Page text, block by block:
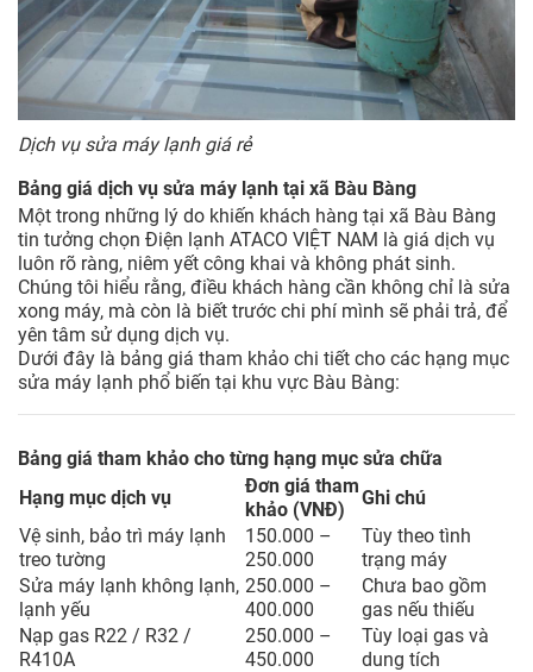
Dịch vụ sửa máy lạnh giá rẻ
Bảng giá dịch vụ sửa máy lạnh tại xã Bàu Bàng
Một trong những lý do khiến khách hàng tại xã Bàu Bàng
tin tưởng chọn Điện lạnh ATACO VIỆT NAM là giá dịch vụ
luôn rõ ràng, niêm yết công khai và không phát sinh.
Chúng tôi hiểu rằng, điều khách hàng cần không chỉ là sửa
xong máy, mà còn là biết trước chi phí mình sẽ phải trả, để
yên tâm sử dụng dịch vụ.
Dưới đây là bảng giá tham khảo chi tiết cho các hạng mục
sửa máy lạnh phổ biến tại khu vực Bàu Bàng:
Bảng giá tham khảo cho từng hạng mục sửa chữa
Hạng mục dịch vụ
Đơn giá tham
khảo (VNĐ)
Ghi chú
Vệ sinh, bảo trì máy lạnh
treo tường
150.000 –
250.000
Tùy theo tình
trạng máy
Sửa máy lạnh không lạnh,
lạnh yếu
250.000 –
400.000
Chưa bao gồm
gas nếu thiếu
Nạp gas R22 / R32 /
R410A
250.000 –
450.000
Tùy loại gas và
dung tích